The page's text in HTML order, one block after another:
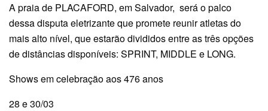
A praia de PLACAFORD, em Salvador, será o palco
dessa disputa eletrizante que promete reunir atletas do
mais alto nível, que estarão divididos entre as três opções
de distâncias disponíveis: SPRINT, MIDDLE e LONG.
Shows em celebração aos 476 anos
28 e 30/03